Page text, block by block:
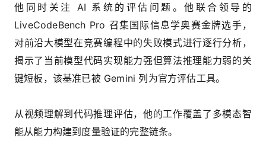
他同时关注 AI 系统的评估问题。他联合领导的
LiveCodeBench Pro 召集国际信息学奥赛金牌选手，
对前沿大模型在竞赛编程中的失败模式进行逐行分析，
揭示了当前模型代码实现能力强但算法推理能力弱的关
键短板，该基准已被 Gemini 列为官方评估工具。
从视频理解到代码推理评估，他的工作覆盖了多模态智
能从能力构建到度量验证的完整链条。